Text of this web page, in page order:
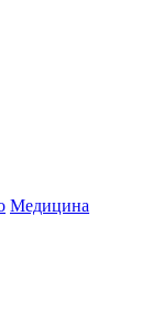
Медицина